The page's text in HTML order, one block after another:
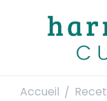
Accueil /